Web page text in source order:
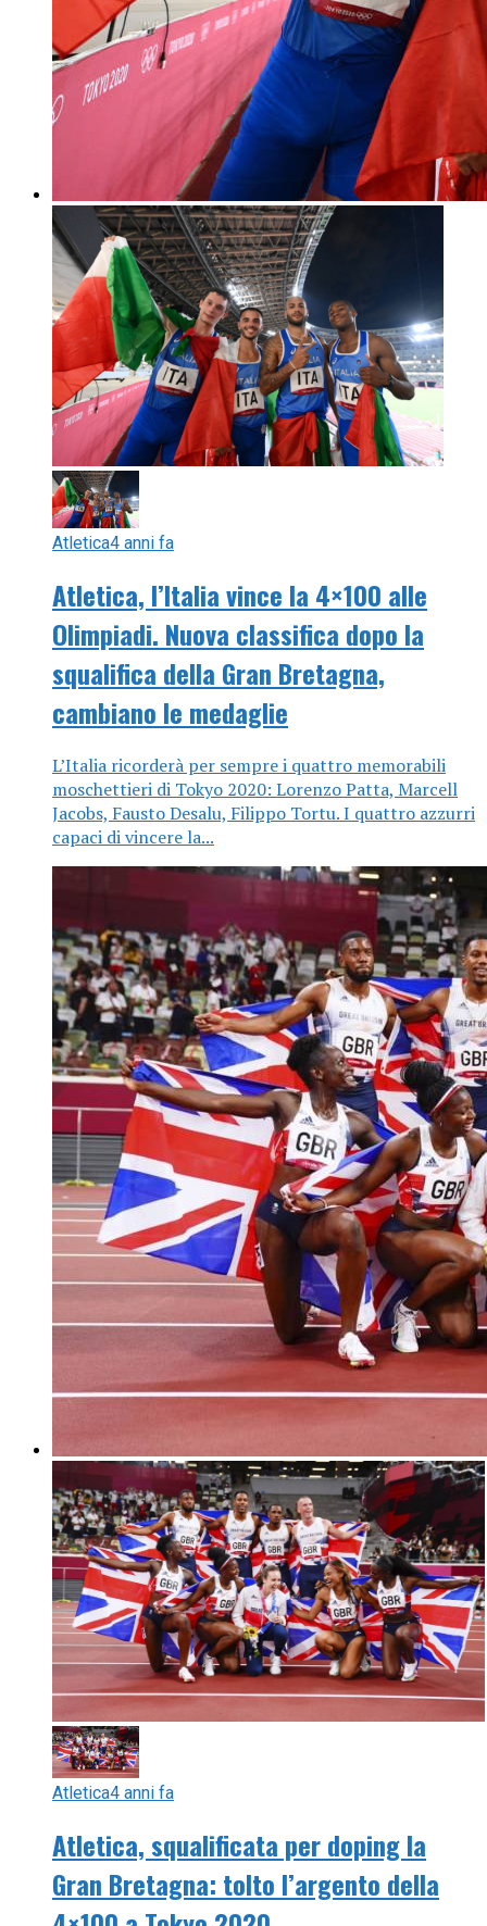
Atletica4 anni fa
Atletica, l’Italia vince la 4×100 alle
Olimpiadi. Nuova classifica dopo la
squalifica della Gran Bretagna,
cambiano le medaglie
L’Italia ricorderà per sempre i quattro memorabili
moschettieri di Tokyo 2020: Lorenzo Patta, Marcell
Jacobs, Fausto Desalu, Filippo Tortu. I quattro azzurri
capaci di vincere la...
Atletica4 anni fa
Atletica, squalificata per doping la
Gran Bretagna: tolto l’argento della